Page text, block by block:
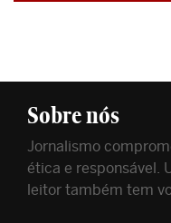
Sobre nós
Jornalismo
ética e responsável.
leitor também tem